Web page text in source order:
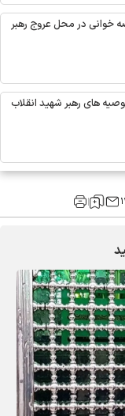
در محل عروج رهبر
های رهبر شهید انقلاب